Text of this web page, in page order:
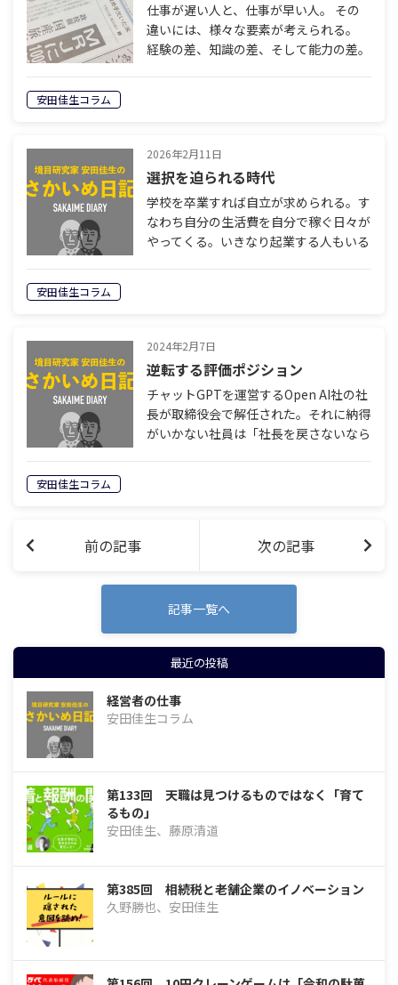
仕事が遅い人と、仕事が早い人。 その
違いには、様々な要素が考えられる。
経験の差、知識の差、そして能力の差。
安田佳生コラム
2026年2月11日
選択を迫られる時代
学校を卒業すれば自立が求められる。す
なわち自分の生活費を自分で稼ぐ日々が
やってくる。いきなり起業する人もいる
安田佳生コラム
2024年2月7日
逆転する評価ポジション
チャットGPTを運営するOpen AI社の社
長が取締役会で解任された。それに納得
がいかない社員は「社長を戻さないなら
安田佳生コラム
前の記事 次の記事
記事一覧へ
最近の投稿
経営者の仕事
安田佳生コラム
第133回 天職は見つけるものではなく「育て
るもの」
安田佳生、藤原清道
第385回 相続税と老舗企業のイノベーション
久野勝也、安田佳生